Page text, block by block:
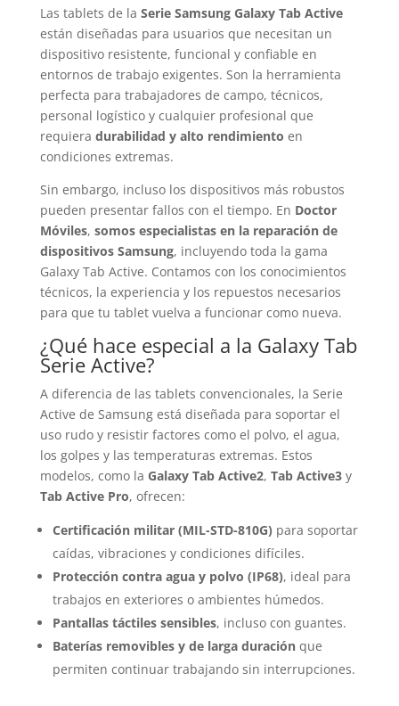
Las tablets de la Serie Samsung Galaxy Tab Active
están diseñadas para usuarios que necesitan un
dispositivo resistente, funcional y confiable en
entornos de trabajo exigentes. Son la herramienta
perfecta para trabajadores de campo, técnicos,
personal logístico y cualquier profesional que
requiera durabilidad y alto rendimiento en
condiciones extremas.
Sin embargo, incluso los dispositivos más robustos
pueden presentar fallos con el tiempo. En Doctor
Móviles, somos especialistas en la reparación de
dispositivos Samsung, incluyendo toda la gama
Galaxy Tab Active. Contamos con los conocimientos
técnicos, la experiencia y los repuestos necesarios
para que tu tablet vuelva a funcionar como nueva.
¿Qué hace especial a la Galaxy Tab
Serie Active?
A diferencia de las tablets convencionales, la Serie
Active de Samsung está diseñada para soportar el
uso rudo y resistir factores como el polvo, el agua,
los golpes y las temperaturas extremas. Estos
modelos, como la Galaxy Tab Active2, Tab Active3y
Tab Active Pro, ofrecen:
Certificación militar (MIL-STD-810G) para soportar
caídas, vibraciones y condiciones difíciles.
Protección contra agua y polvo (IP68), ideal para
trabajos en exteriores o ambientes húmedos.
Pantallas táctiles sensibles, incluso con guantes.
Baterías removibles y de larga duraciónque
permiten continuar trabajando sin interrupciones.